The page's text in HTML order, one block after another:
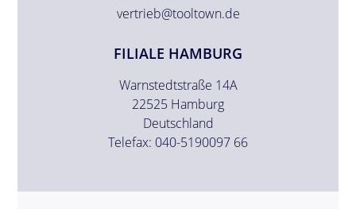
vertrieb@tooltown.de
FILIALE HAMBURG
Warnstedtstraße 14A
22525 Hamburg
Deutschland
Telefax: 040-5190097 66